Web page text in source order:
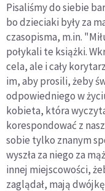
Pisaliśmy do siebie
bo dzieciaki były za
czasopisma, m.in.
połykali te książki.
cela, ale i cały
im, aby prosili, żeby
odpowiedniego w
kobieta, która
korespondować z
sobie tylko znanym
wyszła za niego za
innej miejscowości,
zaglądał, mają